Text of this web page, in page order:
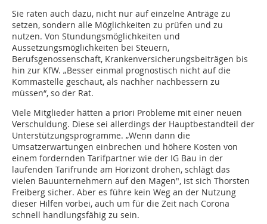
Sie raten auch dazu, nicht nur auf einzelne Anträge zu
setzen, sondern alle Möglichkeiten zu prüfen und zu
nutzen. Von Stundungsmöglichkeiten und
Aussetzungsmöglichkeiten bei Steuern,
Berufsgenossenschaft, Krankenversicherungsbeiträgen bis
hin zur KfW. „Besser einmal prognostisch nicht auf die
Kommastelle geschaut, als nachher nachbessern zu
müssen“, so der Rat.
Viele Mitglieder hätten a priori Probleme mit einer neuen
Verschuldung. Diese sei allerdings der Hauptbestandteil der
Unterstützungsprogramme. „Wenn dann die
Umsatzerwartungen einbrechen und höhere Kosten von
einem fordernden Tarifpartner wie der IG Bau in der
laufenden Tarifrunde am Horizont drohen, schlägt das
vielen Bauunternehmern auf den Magen", ist sich Thorsten
Freiberg sicher. Aber es führe kein Weg an der Nutzung
dieser Hilfen vorbei, auch um für die Zeit nach Corona
schnell handlungsfähig zu sein.